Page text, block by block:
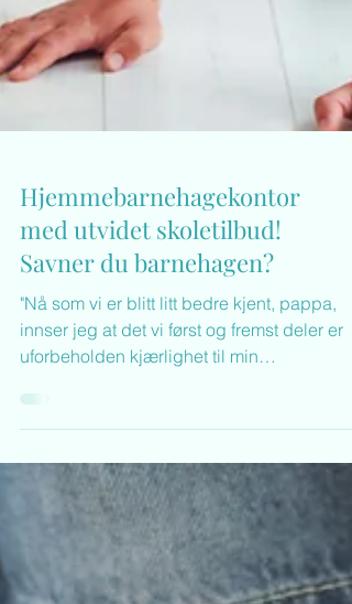
Hjemmebarnehagekontor
med utvidet skoletilbud!
Savner du barnehagen?
"Nå som vi er blitt litt bedre kjent, pappa,
uforbeholden kjærlighet til min
barnehagen"...